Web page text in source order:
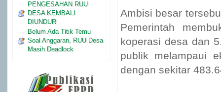
PENGESAHAN RUU
DESA KEMBALI
DIUNDUR
Belum Ada Titik Temu
Soal Anggaran, RUU Desa
Masih Deadlock
Ambisi besar
Pemerintah
koperasi desa dan
publik melampaui
dengan sekitar